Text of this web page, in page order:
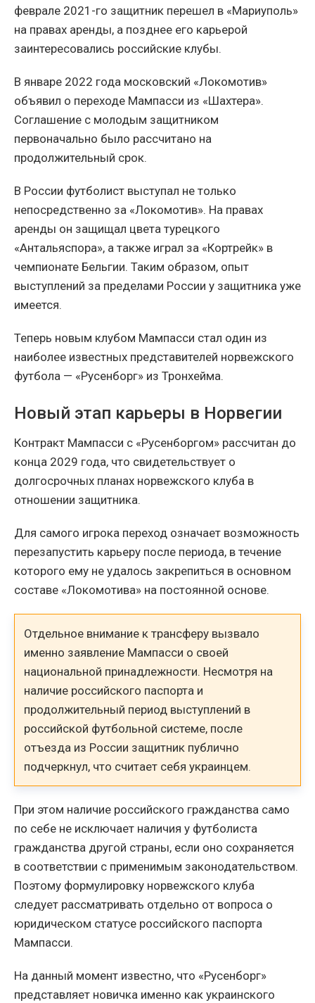
феврале 2021-го защитник перешел в «Мариуполь»
на правах аренды, а позднее его карьерой
заинтересовались российские клубы.
В январе 2022 года московский «Локомотив»
объявил о переходе Мампасси из «Шахтера».
Соглашение с молодым защитником
первоначально было рассчитано на
продолжительный срок.
В России футболист выступал не только
непосредственно за «Локомотив». На правах
аренды он защищал цвета турецкого
«Антальяспора», а также играл за «Кортрейк» в
чемпионате Бельгии. Таким образом, опыт
выступлений за пределами России у защитника уже
имеется.
Теперь новым клубом Мампасси стал один из
наиболее известных представителей норвежского
футбола — «Русенборг» из Тронхейма.
Новый этап карьеры в Норвегии
Контракт Мампасси с «Русенборгом» рассчитан до
конца 2029 года, что свидетельствует о
долгосрочных планах норвежского клуба в
отношении защитника.
Для самого игрока переход означает возможность
перезапустить карьеру после периода, в течение
которого ему не удалось закрепиться в основном
составе «Локомотива» на постоянной основе.
Отдельное внимание к трансферу вызвало
именно заявление Мампасси о своей
национальной принадлежности. Несмотря на
наличие российского паспорта и
продолжительный период выступлений в
российской футбольной системе, после
отъезда из России защитник публично
подчеркнул, что считает себя украинцем.
При этом наличие российского гражданства само
по себе не исключает наличия у футболиста
гражданства другой страны, если оно сохраняется
в соответствии с применимым законодательством.
Поэтому формулировку норвежского клуба
следует рассматривать отдельно от вопроса о
юридическом статусе российского паспорта
Мампасси.
На данный момент известно, что «Русенборг»
представляет новичка именно как украинского